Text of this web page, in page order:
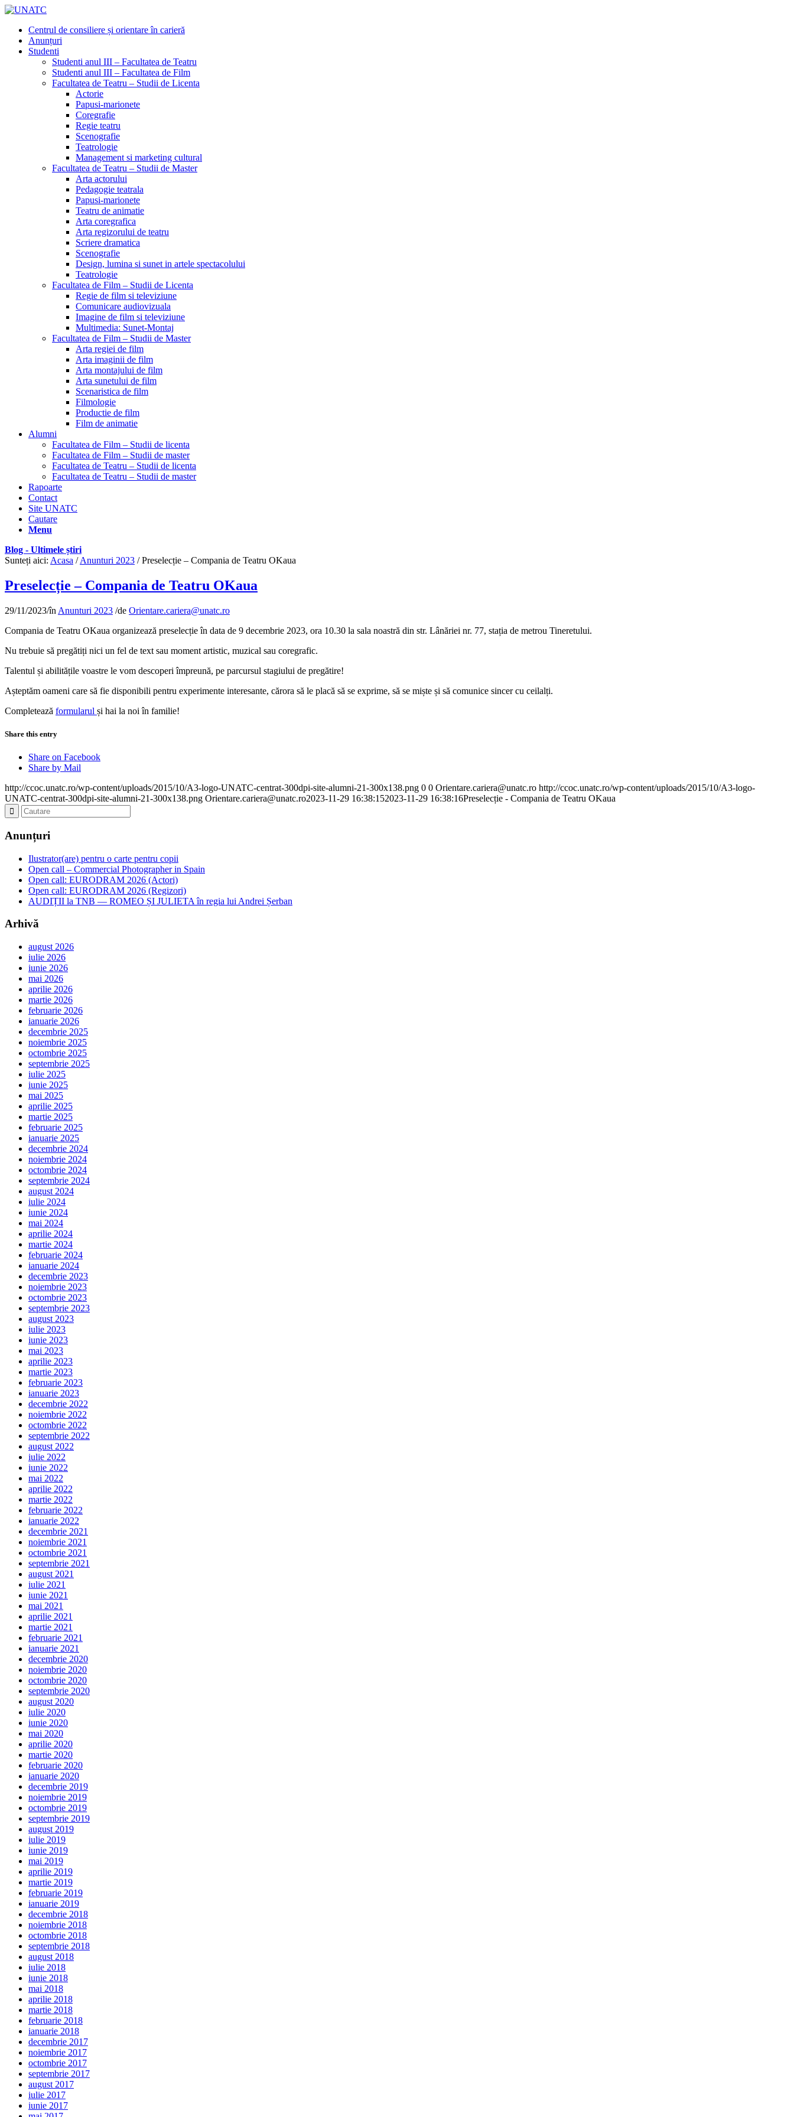
Centrul de consiliere și orientare în carieră
Anunțuri
Studenti
Studenti anul III – Facultatea de Teatru
Studenti anul III – Facultatea de Film
Facultatea de Teatru – Studii de Licenta
Actorie
Papusi-marionete
Coregrafie
Regie teatru
Scenografie
Teatrologie
Management si marketing cultural
Facultatea de Teatru – Studii de Master
Arta actorului
Pedagogie teatrala
Papusi-marionete
Teatru de animatie
Arta coregrafica
Arta regizorului de teatru
Scriere dramatica
Scenografie
Design, lumina si sunet in artele spectacolului
Teatrologie
Facultatea de Film – Studii de Licenta
Regie de film si televiziune
Comunicare audiovizuala
Imagine de film si televiziune
Multimedia: Sunet-Montaj
Facultatea de Film – Studii de Master
Arta regiei de film
Arta imaginii de film
Arta montajului de film
Arta sunetului de film
Scenaristica de film
Filmologie
Productie de film
Film de animatie
Alumni
Facultatea de Film – Studii de licenta
Facultatea de Film – Studii de master
Facultatea de Teatru – Studii de licenta
Facultatea de Teatru – Studii de master
Rapoarte
Contact
Site UNATC
Cautare
Menu
Blog - Ultimele știri
Sunteți aici: Acasa / Anunturi 2023 / Preselecție – Compania de Teatru OKaua
Preselecție – Compania de Teatru OKaua
29/11/2023/în Anunturi 2023 /de Orientare.cariera@unatc.ro
Compania de Teatru OKaua organizează preselecție în data de 9 decembrie 2023, ora 10.30 la sala noastră din str. Lânăriei nr. 77, stația de metrou Tineretului.
Nu trebuie să pregătiți nici un fel de text sau moment artistic, muzical sau coregrafic.
Talentul și abilitățile voastre le vom descoperi împreună, pe parcursul stagiului de pregătire!
Așteptăm oameni care să fie disponibili pentru experimente interesante, cărora să le placă să se exprime, să se miște și să comunice sincer cu ceilalți.
Completează formularul și hai la noi în familie!
Share this entry
Share on Facebook
Share by Mail
http://ccoc.unatc.ro/wp-content/uploads/2015/10/A3-logo-UNATC-centrat-300dpi-site-alumni-21-300x138.png 0 0 Orientare.cariera@unatc.ro http://ccoc.unatc.ro/wp-content/uploads/2015/10/A3-logo-
UNATC-centrat-300dpi-site-alumni-21-300x138.png Orientare.cariera@unatc.ro2023-11-29 16:38:152023-11-29 16:38:16Preselecție - Compania de Teatru OKaua
Anunțuri
Ilustrator(are) pentru o carte pentru copii
Open call – Commercial Photographer in Spain
Open call: EURODRAM 2026 (Actori)
Open call: EURODRAM 2026 (Regizori)
AUDIȚII la TNB — ROMEO ȘI JULIETA în regia lui Andrei Șerban
Arhivă
august 2026
iulie 2026
iunie 2026
mai 2026
aprilie 2026
martie 2026
februarie 2026
ianuarie 2026
decembrie 2025
noiembrie 2025
octombrie 2025
septembrie 2025
iulie 2025
iunie 2025
mai 2025
aprilie 2025
martie 2025
februarie 2025
ianuarie 2025
decembrie 2024
noiembrie 2024
octombrie 2024
septembrie 2024
august 2024
iulie 2024
iunie 2024
mai 2024
aprilie 2024
martie 2024
februarie 2024
ianuarie 2024
decembrie 2023
noiembrie 2023
octombrie 2023
septembrie 2023
august 2023
iulie 2023
iunie 2023
mai 2023
aprilie 2023
martie 2023
februarie 2023
ianuarie 2023
decembrie 2022
noiembrie 2022
octombrie 2022
septembrie 2022
august 2022
iulie 2022
iunie 2022
mai 2022
aprilie 2022
martie 2022
februarie 2022
ianuarie 2022
decembrie 2021
noiembrie 2021
octombrie 2021
septembrie 2021
august 2021
iulie 2021
iunie 2021
mai 2021
aprilie 2021
martie 2021
februarie 2021
ianuarie 2021
decembrie 2020
noiembrie 2020
octombrie 2020
septembrie 2020
august 2020
iulie 2020
iunie 2020
mai 2020
aprilie 2020
martie 2020
februarie 2020
ianuarie 2020
decembrie 2019
noiembrie 2019
octombrie 2019
septembrie 2019
august 2019
iulie 2019
iunie 2019
mai 2019
aprilie 2019
martie 2019
februarie 2019
ianuarie 2019
decembrie 2018
noiembrie 2018
octombrie 2018
septembrie 2018
august 2018
iulie 2018
iunie 2018
mai 2018
aprilie 2018
martie 2018
februarie 2018
ianuarie 2018
decembrie 2017
noiembrie 2017
octombrie 2017
septembrie 2017
august 2017
iulie 2017
iunie 2017